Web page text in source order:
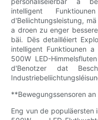
intelligent
d'Beliichtungsleistung,
a droen zu enger
bäi. Dës detailléiert
intelligent Funktiounen
500W LED-
d'Benotzer dat
**Bewegungssensoren
Eng vun de populäersten